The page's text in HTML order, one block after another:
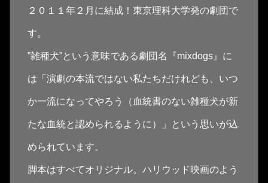
２０１１年２月に結成！東京理科大学発の劇団で
す。
”雑種犬”という意味である劇団名『mixdogs』に
は「演劇の本流ではない私たちだけれども、いつ
か一流になってやろう（血統書のない雑種犬が新
たな血統と認められるように）」という思いが込
められています。
脚本はすべてオリジナル。ハリウッド映画のよう